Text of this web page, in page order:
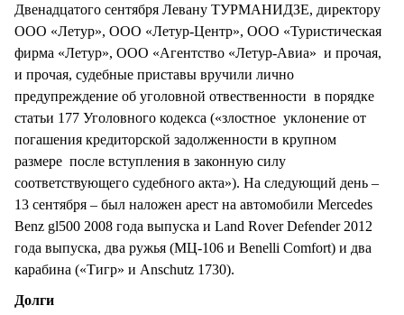
Двенадцатого сентября Левану ТУРМАНИДЗЕ, директору
ООО «Летур», ООО «Летур-Центр», ООО «Туристическая
фирма «Летур», ООО «Агентство «Летур-Авиа» и прочая,
и прочая, судебные приставы вручили лично
предупреждение об уголовной отвественности в порядке
статьи 177 Уголовного кодекса («злостное уклонение от
погашения кредиторской задолженности в крупном
размере после вступления в законную силу
соответствующего судебного акта»). На следующий день –
13 сентября – был наложен арест на автомобили Mercedes
Benz gl500 2008 года выпуска и Land Rover Defender 2012
года выпуска, два ружья (МЦ-106 и Benelli Comfort) и два
карабина («Тигр» и Anschutz 1730).
Долги